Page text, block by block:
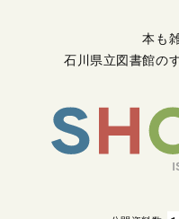
本も
石川県立図書館の